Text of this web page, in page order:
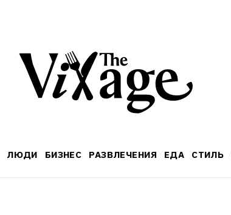
ЛЮДИ БИЗНЕС РАЗВЛЕЧЕНИЯ ЕДА СТИЛЬ